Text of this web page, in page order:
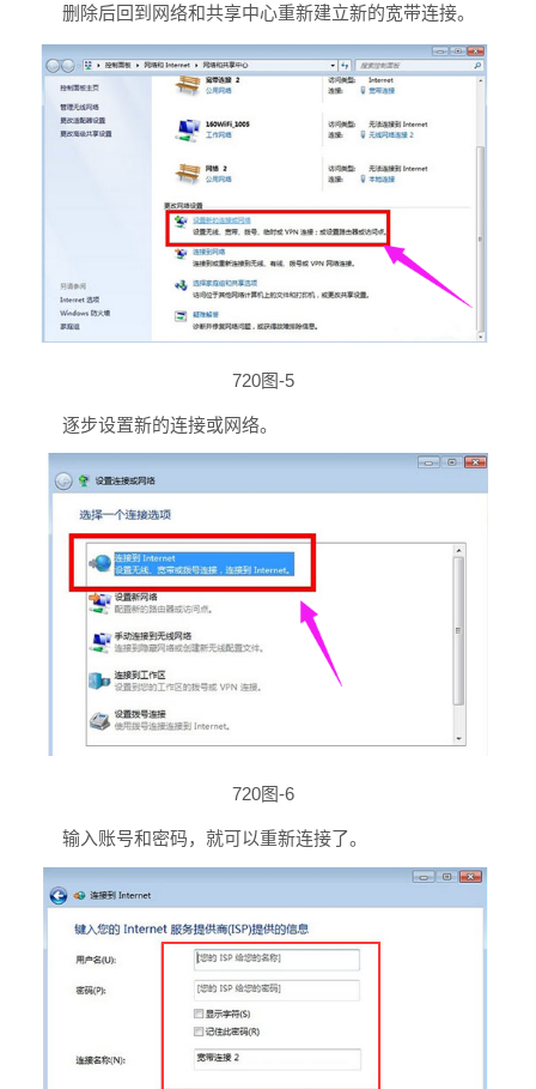
删除后回到网络和共享中心重新建立新的宽带连接。
720图-5
逐步设置新的连接或网络。
720图-6
输入账号和密码，就可以重新连接了。